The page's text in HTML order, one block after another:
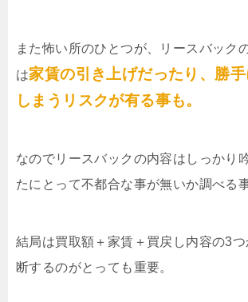
また怖い所のひとつが、リースバック
は家賃の引き上げだったり、勝
しまうリスクが有る事も。
なのでリースバックの内容はしっかり
たにとって不都合な事が無いか調べる
結局は買取額＋家賃＋買戻し内容の3つ
断するのがとっても重要。